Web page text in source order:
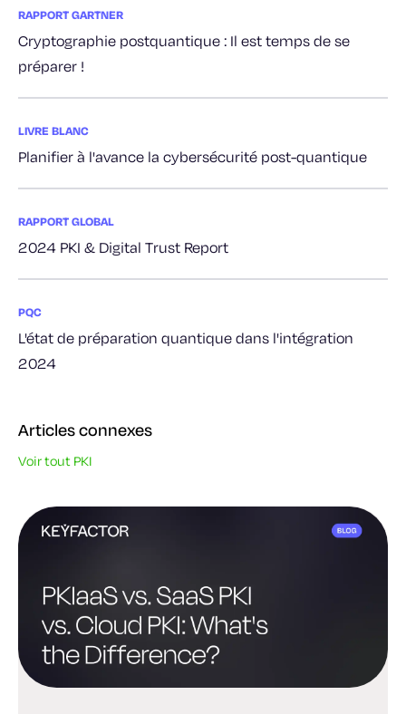
RAPPORT GARTNER
Cryptographie postquantique : Il est temps de se
préparer !
LIVRE BLANC
Planifier à l'avance la cybersécurité post-quantique
RAPPORT GLOBAL
2024 PKI & Digital Trust Report
PQC
L'état de préparation quantique dans l'intégration
2024
Articles connexes
Voir tout PKI